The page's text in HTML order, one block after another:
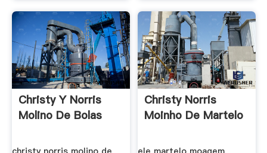
Christy Y Norris
Molino De Bolas
Christy Norris
Moinho De Martelo